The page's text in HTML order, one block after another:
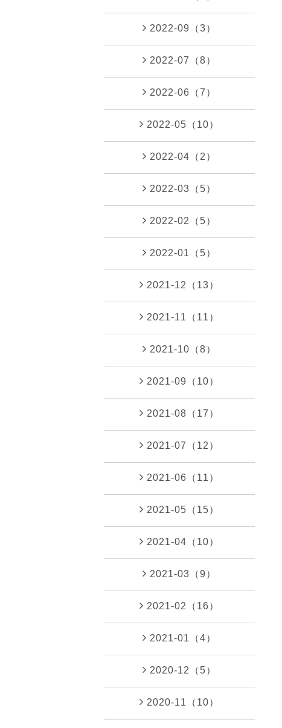
2022-09（3）
2022-07（8）
2022-06（7）
2022-05（10）
2022-04（2）
2022-03（5）
2022-02（5）
2022-01（5）
2021-12（13）
2021-11（11）
2021-10（8）
2021-09（10）
2021-08（17）
2021-07（12）
2021-06（11）
2021-05（15）
2021-04（10）
2021-03（9）
2021-02（16）
2021-01（4）
2020-12（5）
2020-11（10）